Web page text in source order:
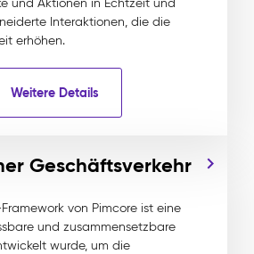
und Aktionen in Echtzeit und
Interaktionen, die die
erhöhen.
Weitere Details
Geschäftsverkehr
von Pimcore ist eine
und zusammensetzbare
wurde, um die